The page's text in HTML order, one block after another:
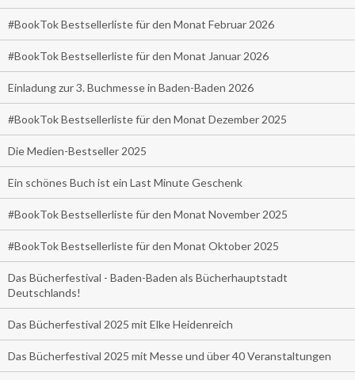
#BookTok Bestsellerliste für den Monat Februar 2026
#BookTok Bestsellerliste für den Monat Januar 2026
Einladung zur 3. Buchmesse in Baden-Baden 2026
#BookTok Bestsellerliste für den Monat Dezember 2025
Die Medien-Bestseller 2025
Ein schönes Buch ist ein Last Minute Geschenk
#BookTok Bestsellerliste für den Monat November 2025
#BookTok Bestsellerliste für den Monat Oktober 2025
Das Bücherfestival - Baden-Baden als Bücherhauptstadt
Deutschlands!
Das Bücherfestival 2025 mit Elke Heidenreich
Das Bücherfestival 2025 mit Messe und über 40 Veranstaltungen